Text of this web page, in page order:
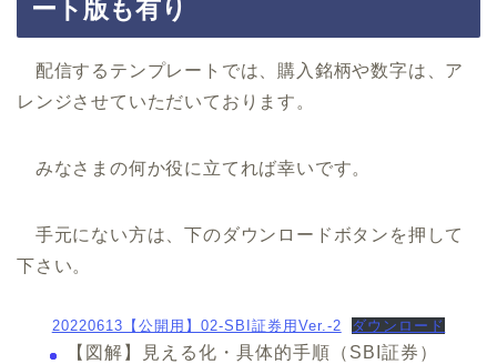
ート版も有り
配信するテンプレートでは、購入銘柄や数字は、ア
レンジさせていただいております。
みなさまの何か役に立てれば幸いです。
手元にない方は、下のダウンロードボタンを押して
下さい。
20220613【公開用】02-SBI証券用Ver.-2 ダウンロード
【図解】見える化・具体的手順（SBI証券）